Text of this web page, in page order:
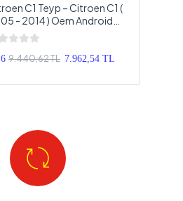
C1 Teyp – Citroen C1 (
- 2014 ) Oem Android
– Citroen C1
Double Teyp
9.440,62 TL 7.962,54 TL